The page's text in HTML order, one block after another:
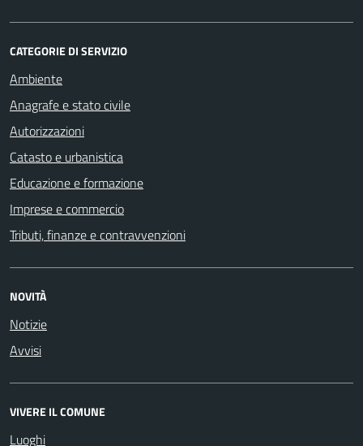
CATEGORIE DI SERVIZIO
Ambiente
Anagrafe e stato civile
Autorizzazioni
Catasto e urbanistica
Educazione e formazione
Imprese e commercio
Tributi, finanze e contravvenzioni
NOVITÀ
Notizie
Avvisi
VIVERE IL COMUNE
Luoghi